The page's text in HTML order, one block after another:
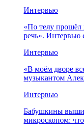
Интервью
«По телу прошёл
речь».
Интервью
«В моём дворе
музыкантом
Интервью
Бабушкины
микроскопом: